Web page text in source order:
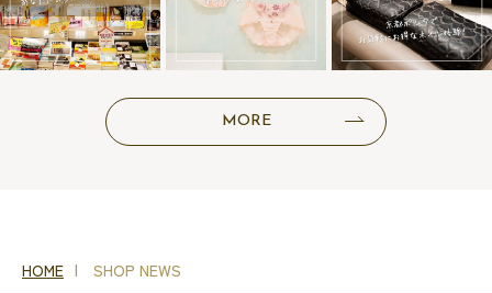
MORE
HOME SHOP NEWS